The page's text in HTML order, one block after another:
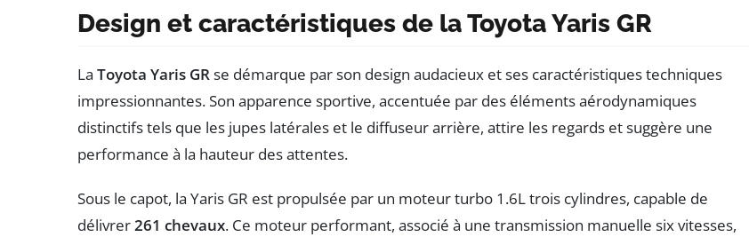
Design et caractéristiques de la Toyota Yaris GR
La Toyota Yaris GRse démarque par son design audacieux et ses caractéristiques techniques
impressionnantes. Son apparence sportive, accentuée par des éléments aérodynamiques
distinctifs tels que les jupes latérales et le diffuseur arrière, attire les regards et suggère une
performance à la hauteur des attentes.
Sous le capot, la Yaris GR est propulsée par un moteur turbo 1.6L trois cylindres, capable de
délivrer261 chevaux. Ce moteur performant, associé à une transmission manuelle six vitesses,